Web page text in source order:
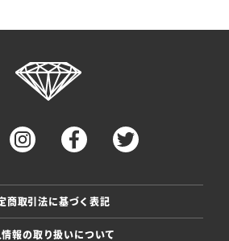
商取引法に基づく表記
報の取り扱いについて